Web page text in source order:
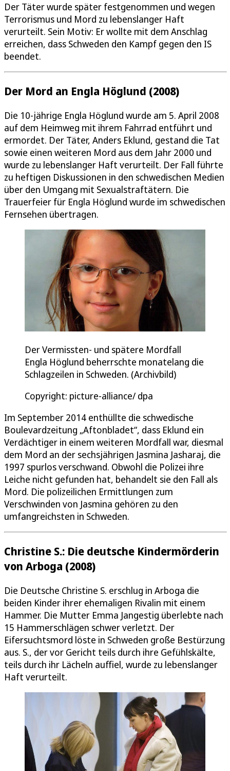
Der Täter wurde später festgenommen und wegen
Terrorismus und Mord zu lebenslanger Haft
verurteilt. Sein Motiv: Er wollte mit dem Anschlag
erreichen, dass Schweden den Kampf gegen den IS
beendet.
Der Mord an Engla Höglund (2008)
Die 10-jährige Engla Höglund wurde am 5. April 2008
auf dem Heimweg mit ihrem Fahrrad entführt und
ermordet. Der Täter, Anders Eklund, gestand die Tat
sowie einen weiteren Mord aus dem Jahr 2000 und
wurde zu lebenslanger Haft verurteilt. Der Fall führte
zu heftigen Diskussionen in den schwedischen Medien
über den Umgang mit Sexualstraftätern. Die
Trauerfeier für Engla Höglund wurde im schwedischen
Fernsehen übertragen.
Der Vermissten- und spätere Mordfall
Engla Höglund beherrschte monatelang die
Schlagzeilen in Schweden. (Archivbild)
Copyright: picture-alliance/ dpa
Im September 2014 enthüllte die schwedische
Boulevardzeitung „Aftonbladet“, dass Eklund ein
Verdächtiger in einem weiteren Mordfall war, diesmal
dem Mord an der sechsjährigen Jasmina Jasharaj, die
1997 spurlos verschwand. Obwohl die Polizei ihre
Leiche nicht gefunden hat, behandelt sie den Fall als
Mord. Die polizeilichen Ermittlungen zum
Verschwinden von Jasmina gehören zu den
umfangreichsten in Schweden.
Christine S.: Die deutsche Kindermörderin
von Arboga (2008)
Die Deutsche Christine S. erschlug in Arboga die
beiden Kinder ihrer ehemaligen Rivalin mit einem
Hammer. Die Mutter Emma Jangestig überlebte nach
15 Hammerschlägen schwer verletzt. Der
Eifersuchtsmord löste in Schweden große Bestürzung
aus. S., der vor Gericht teils durch ihre Gefühlskälte,
teils durch ihr Lächeln auffiel, wurde zu lebenslanger
Haft verurteilt.